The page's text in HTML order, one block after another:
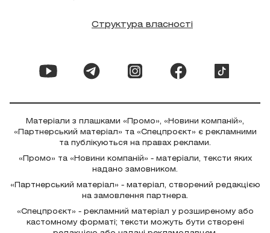
Структура власності
Матеріали з плашками «Промо», «Новини компаній»,
«Партнерський матеріал» та «Спецпроєкт» є рекламними
та публікуються на правах реклами.
«Промо» та «Новини компаній» - матеріали, тексти яких
надано замовником.
«Партнерський матеріал» - матеріал, створений редакцією
на замовлення партнера.
«Спецпроєкт» - рекламний матеріал у розширеному або
кастомному форматі; тексти можуть бути створені